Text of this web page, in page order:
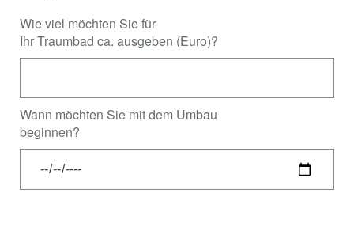
Wie viel möchten Sie für
Ihr Traumbad ca. ausgeben (Euro)?
Wann möchten Sie mit dem Umbau
beginnen?